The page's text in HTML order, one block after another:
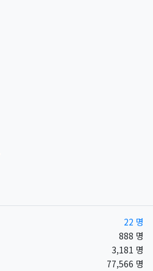
22 명
888 명
3,181 명
77,566 명